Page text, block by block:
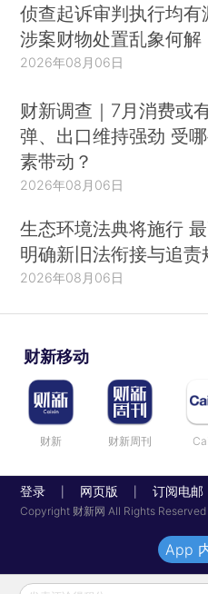
侦查起诉审判执行均有
涉案财物处置乱象何解
2026年08月06日
财新调查｜7月消费或
弹、出口维持强劲 受
素带动？
2026年08月06日
生态环境法典将施行
明确新旧法衔接与追责
2026年08月06日
财新移动
财新 财新周刊
登录 网页版 订阅电邮
Copyright 财新网 All Rights Reserved
App